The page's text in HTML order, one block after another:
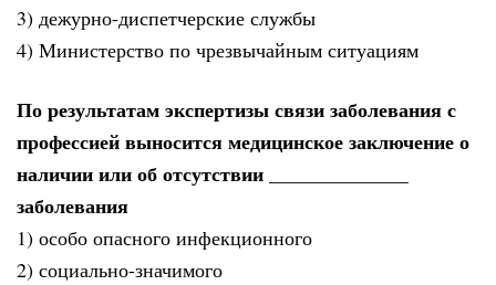
3) дежурно-диспетчерские службы
4) Министерство по чрезвычайным ситуациям
По результатам экспертизы связи заболевания с
профессией выносится медицинское заключение о
наличии или об отсутствии ______________
заболевания
1) особо опасного инфекционного
2) социально-значимого